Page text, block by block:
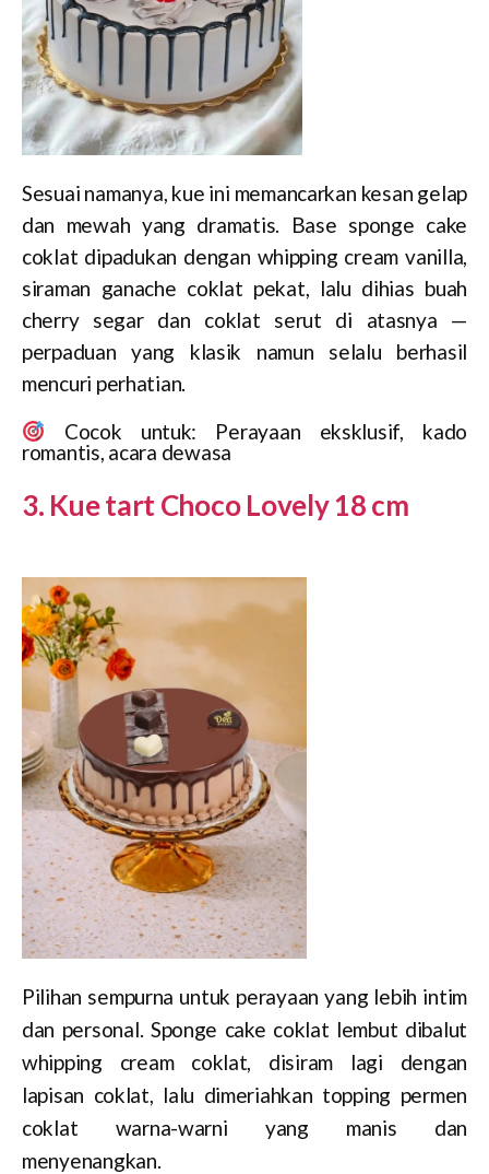
Sesuai namanya, kue ini memancarkan kesan gelap
dan mewah yang dramatis. Base sponge cake
coklat dipadukan dengan whipping cream vanilla,
siraman ganache coklat pekat, lalu dihias buah
cherry segar dan coklat serut di atasnya —
perpaduan yang klasik namun selalu berhasil
mencuri perhatian.
Cocok untuk: Perayaan eksklusif, kado
romantis, acara dewasa
3. Kue tart Choco Lovely 18 cm
Pilihan sempurna untuk perayaan yang lebih intim
dan personal. Sponge cake coklat lembut dibalut
whipping cream coklat, disiram lagi dengan
lapisan coklat, lalu dimeriahkan topping permen
coklat warna-warni yang manis dan
menyenangkan.